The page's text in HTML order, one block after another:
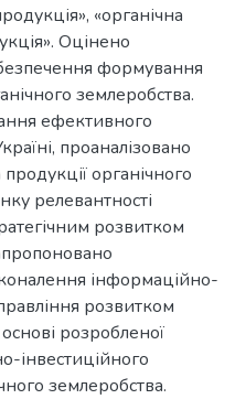
«органічна
Оцінено
формування
землеробства.
ефективного
проаналізовано
органічного
релевантності
розвитком
інформаційно-
розвитком
розробленої
інвестиційного
землеробства.